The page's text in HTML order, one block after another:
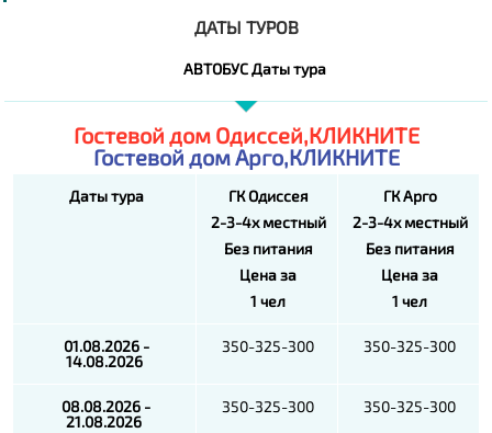
ДАТЫ ТУРОВ
АВТОБУС Даты тура
Гостевой дом Одиссей,КЛИКНИТЕ
Гостевой дом Арго,КЛИКНИТЕ
Даты тура
ГК Одиссея
2-3-4х местный
Без питания
Цена за
1 чел
ГК Арго
2-3-4х местный
Без питания
Цена за
1 чел
01.08.2026 -
14.08.2026
350-325-300 350-325-300
08.08.2026 -
21.08.2026
350-325-300 350-325-300